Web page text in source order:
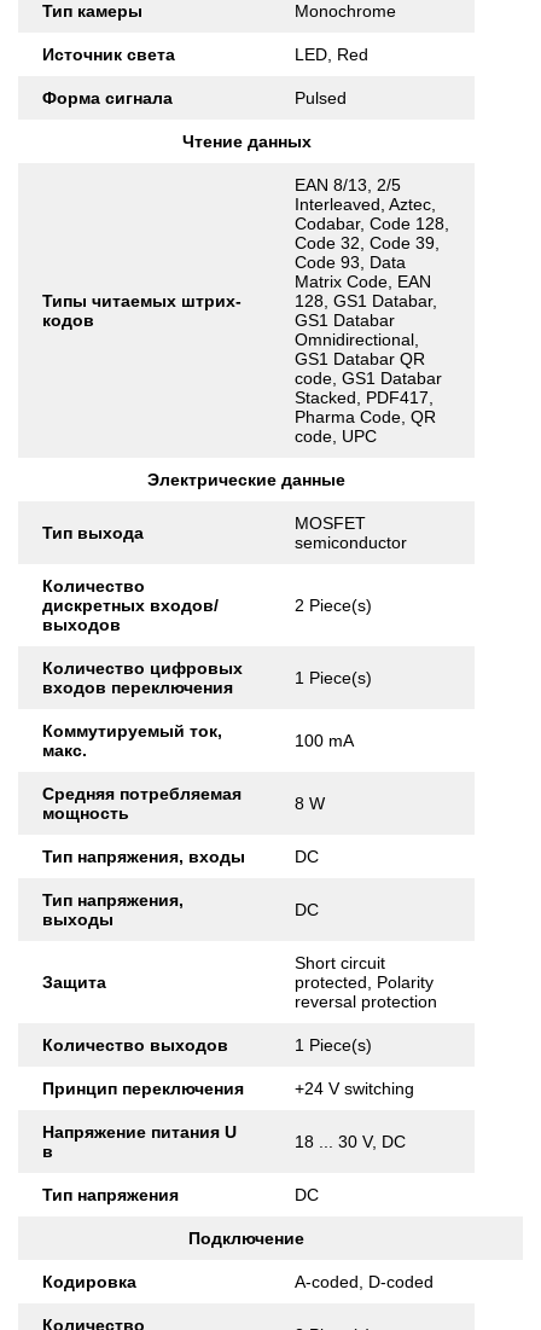
Тип камеры Monochrome
Источник света LED, Red
Форма сигнала Pulsed
Чтение данных
Типы читаемых штрих-
кодов
EAN 8/13, 2/5
Interleaved, Aztec,
Codabar, Code 128,
Code 32, Code 39,
Code 93, Data
Matrix Code, EAN
128, GS1 Databar,
GS1 Databar
Omnidirectional,
GS1 Databar QR
code, GS1 Databar
Stacked, PDF417,
Pharma Code, QR
code, UPC
Электрические данные
Тип выхода
MOSFET
semiconductor
Количество
дискретных входов/
выходов
2 Piece(s)
Количество цифровых
входов переключения
1 Piece(s)
Коммутируемый ток,
макс.
100 mA
Средняя потребляемая
мощность
8 W
Тип напряжения, входы DC
Тип напряжения,
выходы
DC
Защита
Short circuit
protected, Polarity
reversal protection
Количество выходов 1 Piece(s)
Принцип переключения +24 V switching
Напряжение питания U
в
18 ... 30 V, DC
Тип напряжения DC
Подключение
Кодировка A-coded, D-coded
Количество